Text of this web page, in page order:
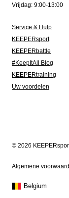
Vrijdag: 9:00-13:00
Service & Hulp
KEEPERsport
KEEPERbattle
#KeepItAll Blog
KEEPERtraining
Uw voordelen
© 2026
Algemene
Belgium